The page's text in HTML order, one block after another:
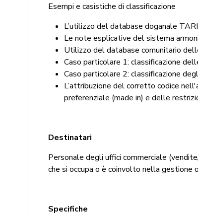
Esempi e casistiche di classificazione
L’utilizzo del database doganale
Le note esplicative del sistema
Utilizzo del database comunitario
Caso particolare 1: classificazione
Caso particolare 2: classificazione
L’attribuzione del corretto codice
preferenziale (made in) e delle
Destinatari
Personale degli uffici commerciale
che si occupa o è coinvolto nella
Specifiche